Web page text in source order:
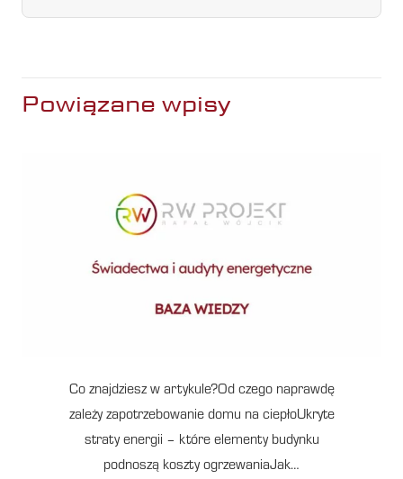
Powiązane wpisy
Co znajdziesz w artykule?Od czego naprawdę
zależy zapotrzebowanie domu na ciepłoUkryte
straty energii – które elementy budynku
podnoszą koszty ogrzewaniaJak…